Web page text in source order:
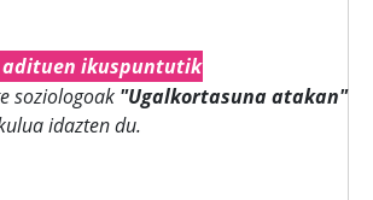
ikuspuntutik
soziologoak "Ugalkortasuna atakan"
idazten du.